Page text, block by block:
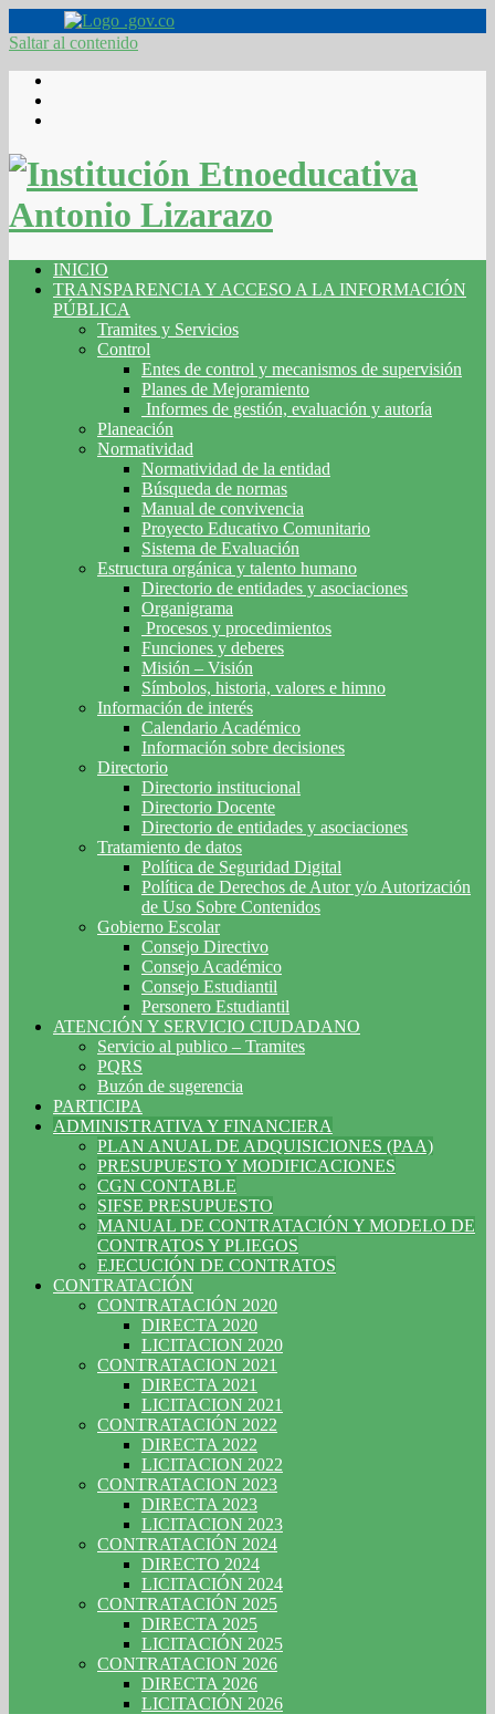
Saltar al contenido
INICIO
TRANSPARENCIA Y ACCESO A LA INFORMACIÓN
PÚBLICA
Tramites y Servicios
Control
Entes de control y mecanismos de supervisión
Planes de Mejoramiento
Informes de gestión, evaluación y autoría
Planeación
Normatividad
Normatividad de la entidad
Búsqueda de normas
Manual de convivencia
Proyecto Educativo Comunitario
Sistema de Evaluación
Estructura orgánica y talento humano
Directorio de entidades y asociaciones
Organigrama
Procesos y procedimientos
Funciones y deberes
Misión – Visión
Símbolos, historia, valores e himno
Información de interés
Calendario Académico
Información sobre decisiones
Directorio
Directorio institucional
Directorio Docente
Directorio de entidades y asociaciones
Tratamiento de datos
Política de Seguridad Digital
Política de Derechos de Autor y/o Autorización
de Uso Sobre Contenidos
Gobierno Escolar
Consejo Directivo
Consejo Académico
Consejo Estudiantil
Personero Estudiantil
ATENCIÓN Y SERVICIO CIUDADANO
Servicio al publico – Tramites
PQRS
Buzón de sugerencia
PARTICIPA
ADMINISTRATIVA Y FINANCIERA
PLAN ANUAL DE ADQUISICIONES (PAA)
PRESUPUESTO Y MODIFICACIONES
CGN CONTABLE
SIFSE PRESUPUESTO
MANUAL DE CONTRATACIÓN Y MODELO DE
CONTRATOS Y PLIEGOS
EJECUCIÓN DE CONTRATOS
CONTRATACIÓN
CONTRATACIÓN 2020
DIRECTA 2020
LICITACION 2020
CONTRATACION 2021
DIRECTA 2021
LICITACION 2021
CONTRATACIÓN 2022
DIRECTA 2022
LICITACION 2022
CONTRATACION 2023
DIRECTA 2023
LICITACION 2023
CONTRATACIÓN 2024
DIRECTO 2024
LICITACIÓN 2024
CONTRATACIÓN 2025
DIRECTA 2025
LICITACIÓN 2025
CONTRATACION 2026
DIRECTA 2026
LICITACIÓN 2026